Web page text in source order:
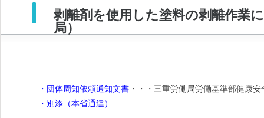
剥離剤を使用した塗料の剥離作業
局）
・団体周知依頼通知文書 ・・・三重労働局労働基準部健康安
・別添（本省通達）